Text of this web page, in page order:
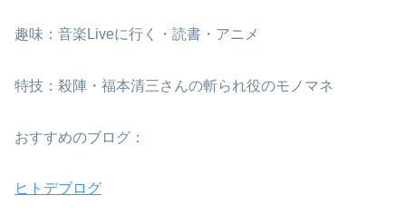
趣味：音楽Liveに行く・読書・アニメ
特技：殺陣・福本清三さんの斬られ役のモノマネ
おすすめのブログ：
ヒトデブログ